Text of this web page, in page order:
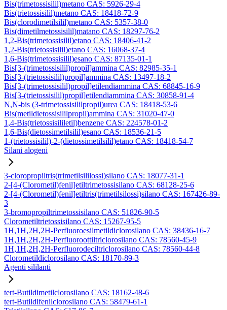
Bis(trimetossisilil)metano CAS: 5926-29-4
Bis(trietossisilil)metano CAS: 18418-72-9
Bis(clorodimetilsilil)metano CAS: 5357-38-0
Bis(dimetilmetossisilil)matano CAS: 18297-76-2
1,2-Bis(trimetossisilil)etano CAS: 18406-41-2
1,2-Bis(trietossisilil)etano CAS: 16068-37-4
1,6-Bis(trimetossisilil)esano CAS: 87135-01-1
Bis[3-(trimetossisilil)propil]ammina CAS: 82985-35-1
Bis[3-(trietossisilil)propil]ammina CAS: 13497-18-2
Bis[3-(trimetossisilil)propil]etilendiammina CAS: 68845-16-9
Bis[3-(trietossisilil)propil]etilendiammina CAS: 30858-91-4
N,N-bis (3-trimetossisililpropil)urea CAS: 18418-53-6
Bis(metildietossisililpropil)ammina CAS: 31020-47-0
1,4-Bis(trietossisililetil)benzene CAS: 224578-01-2
1,6-Bis(dietossimetilsilil)esano CAS: 18536-21-5
1-(trietossisilil)-2-(dietossimetilsilil)etano CAS: 18418-54-7
Silani alogeni
3-cloropropiltris(trimetilsililossi)silano CAS: 18077-31-1
2-[4-(Clorometil)fenil]etiltrimetossisilano CAS: 68128-25-6
2-[4-(Clorometil)fenil]etiltris(trimetilsilossi)silano CAS: 167426-89-
3
3-bromopropiltrimetossisilano CAS: 51826-90-5
Clorometiltrietossisilano CAS: 15267-95-5
1H,1H,2H,2H-Perfluoroesilmetildiclorosilano CAS: 38436-16-7
1H,1H,2H,2H-Perfluoroottiltriclorosilano CAS: 78560-45-9
1H,1H,2H,2H-Perfluorodeciltriclorosilano CAS: 78560-44-8
Clorometildiclorosilano CAS: 18170-89-3
Agenti sililanti
tert-Butildimetilclorosilano CAS: 18162-48-6
tert-Butildifenilclorosilano CAS: 58479-61-1